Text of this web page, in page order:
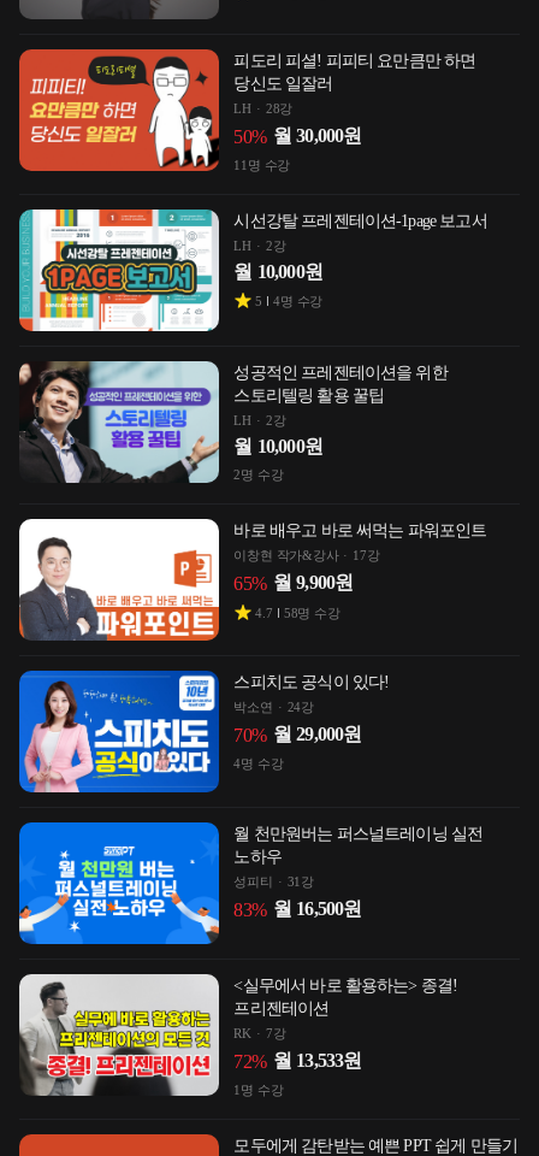
피도리 피셜! 피피티 요만큼만 하면
당신도 일잘러
LH 28강
50% 월 30,000원
11명 수강
시선강탈 프레젠테이션-1page 보고서
LH 2강
월 10,000원
5 4명 수강
성공적인 프레젠테이션을 위한
스토리텔링 활용 꿀팁
LH 2강
월 10,000원
2명 수강
바로 배우고 바로 써먹는 파워포인트
이창현 작가&강사 17강
65% 월 9,900원
4.7 58명 수강
스피치도 공식이 있다!
박소연 24강
70% 월 29,000원
4명 수강
월 천만원버는 퍼스널트레이닝 실전
노하우
성피티 31강
83% 월 16,500원
<실무에서 바로 활용하는> 종결!
프리젠테이션
RK 7강
72% 월 13,533원
1 명 수강
모두에게 감탄받는 예쁜 PPT 쉽게 만들기